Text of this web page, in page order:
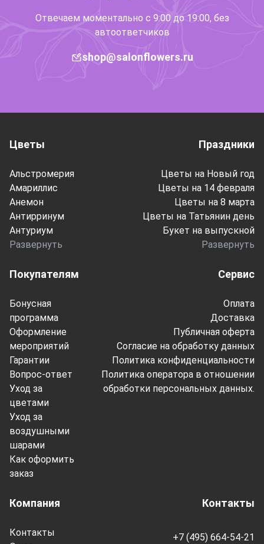
Отвечаем моментально с 9:00 до 19:00, без
автоответчиков
shop@salonflowers.ru
Компания
Контакты
Покупателям
Бонусная
программа
Оформление
мероприятий
Гарантии
Вопрос-ответ
Уход за
цветами
Уход за
воздушными
шарами
Как оформить
заказ
Сервис
Оплата
Доставка
Публичная оферта
Согласие на обработку данных
Политика конфиденциальности
Политика оператора в отношении
обработки персональных данных.
Цветы
Альстромерия
Амариллис
Анемон
Антирринум
Антуриум
Развернуть
Праздники
Цветы на Новый год
Цветы на 14 февраля
Цветы на 8 марта
Цветы на Татьянин день
Букет на выпускной
Развернуть
Контакты
+7 (495) 664-54-21